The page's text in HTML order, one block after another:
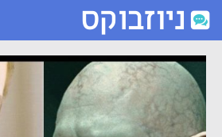
22 דמויות מסרטים והשחקנים שמגלמים אותם - ניוזבוקס